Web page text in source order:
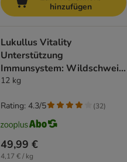
hinzufügen
Lukullus Vitality
Unterstützung
Immunsystem: Wildschwein
(getreidefrei)
12 kg
49,99 €
4,17 € / kg
Rating: 4.3/5 (32)